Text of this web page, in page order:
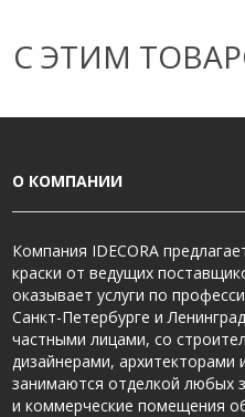
С ЭТИМ
О КОМПАНИИ
Компания IDECORA
краски от ведущих
оказывает услуги по
Санкт-Петербурге и
частными лицами, со
дизайнерами,
занимаются отделкой любых
и коммерческие помещения